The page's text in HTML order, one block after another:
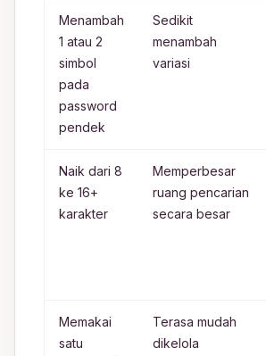
Menambah
1 atau 2
simbol
pada
password
pendek
Sedikit
menambah
variasi
Naik dari 8
ke 16+
karakter
Memperbesar
ruang pencarian
secara besar
Memakai
satu
Terasa mudah
dikelola